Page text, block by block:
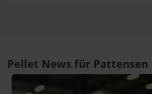
Pellet News für Pattensen